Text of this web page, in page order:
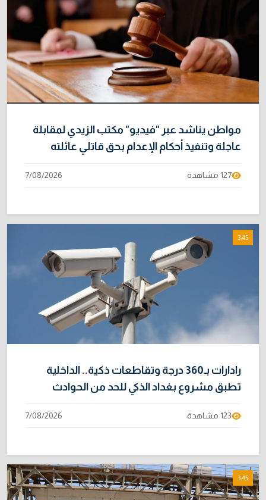
مواطن يناشد عبر "فيديو" مكتب الزيدي لمقابلة
عاجلة وتنفيذ أحكام الإعدام بحق قاتلي عائلته
127 مشاهدة 7/08/2026
3:45
رادارات بـ360 درجة وتقاطعات ذكية.. الداخلية
تطبق مشروع بغداد الذكي للحد من الحوادث
123 مشاهدة 7/08/2026
3:45